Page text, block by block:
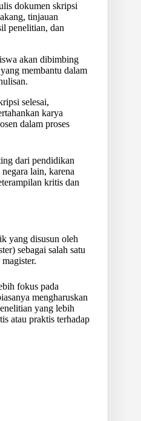
dokumen skripsi
tinjauan
penelitian, dan
akan dibimbing
yang membantu dalam
selesai,
karya
dalam proses
dari pendidikan
lain, karena
kritis dan
yang disusun oleh
sebagai salah satu
fokus pada
mengharuskan
yang lebih
atau praktis terhadap